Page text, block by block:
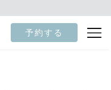
予約する